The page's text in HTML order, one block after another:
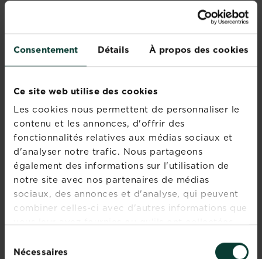
Consentement Détails À propos des cookies
Ce site web utilise des cookies
Les cookies nous permettent de personnaliser le
contenu et les annonces, d'offrir des
fonctionnalités relatives aux médias sociaux et
d'analyser notre trafic. Nous partageons
également des informations sur l'utilisation de
notre site avec nos partenaires de médias
sociaux, des annonces et d'analyse, qui peuvent
combiner celles-ci avec d'autres informations que
vous leur avez fournies ou qu'ils ont collectées
duNécessaires
Evergreen Garden Care Belgium bvba, Voshol 8,
9160 Lokeren - est responsable du traitement de vos
données personnelles.
DIVULGATION, AVERTISSEMENT ET
COOKIES
Evergreen Garden Care France utilise un certain
nombre d’outils afin de collecter des informations
vous concernant ainsi que votre dispositif de
navigation (ordinateur de bureau, ordinateur
portable, smartphone ou tablette) et le navigateur
Internet que vous utilisez pour vous connecter à nos
sites.
que nous plaçons sur le disque dur de votre
ordinateur lorsque vous consultez nos sites Internet.
Nous sommes susceptibles d’utiliser des cookies afin